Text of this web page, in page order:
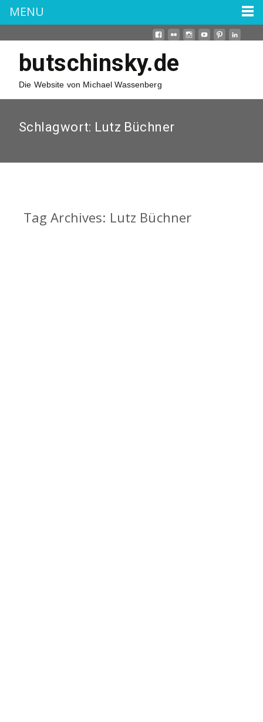
butschinsky.de
Die Website von Michael Wassenberg
Schlagwort: Lutz Büchner
Tag Archives: Lutz Büchner
MENU